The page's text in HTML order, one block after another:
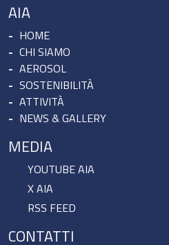
AIA
HOME
CHI SIAMO
AEROSOL
SOSTENIBILITÀ
ATTIVITÀ
NEWS & GALLERY
MEDIA
YOUTUBE AIA
X AIA
RSS FEED
CONTATTI